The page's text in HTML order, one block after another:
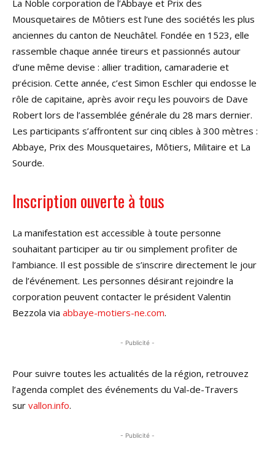
La Noble corporation de l’Abbaye et Prix des
Mousquetaires de Môtiers est l’une des sociétés les plus
anciennes du canton de Neuchâtel. Fondée en 1523, elle
rassemble chaque année tireurs et passionnés autour
d’une même devise : allier tradition, camaraderie et
précision. Cette année, c’est Simon Eschler qui endosse le
rôle de capitaine, après avoir reçu les pouvoirs de Dave
Robert lors de l’assemblée générale du 28 mars dernier.
Les participants s’affrontent sur cinq cibles à 300 mètres :
Abbaye, Prix des Mousquetaires, Môtiers, Militaire et La
Sourde.
Inscription ouverte à tous
La manifestation est accessible à toute personne
souhaitant participer au tir ou simplement profiter de
l’ambiance. Il est possible de s’inscrire directement le jour
de l’événement. Les personnes désirant rejoindre la
corporation peuvent contacter le président Valentin
Bezzola via abbaye-motiers-ne.com.
- Publicité -
Pour suivre toutes les actualités de la région, retrouvez
l’agenda complet des événements du Val-de-Travers
sur vallon.info.
- Publicité -